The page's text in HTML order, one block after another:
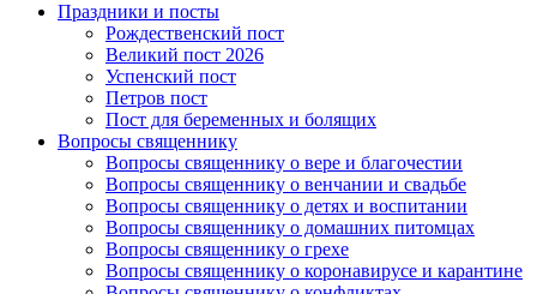
Праздники и посты
Рождественский пост
Великий пост 2026
Успенский пост
Петров пост
Пост для беременных и болящих
Вопросы священнику
Вопросы священнику о вере и благочестии
Вопросы священнику о венчании и свадьбе
Вопросы священнику о детях и воспитании
Вопросы священнику о домашних питомцах
Вопросы священнику о грехе
Вопросы священнику о коронавирусе и карантине